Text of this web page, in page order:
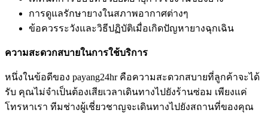
การดูแลรักษายางในสภาพอากาศต่างๆ
ข้อควรระวังและวิธีปฏิบัติเมื่อเกิดปัญหายางฉุกเฉิน
ความสะดวกสบายในการใช้บริการ
หนึ่งในข้อดีของ payang24hr คือความสะดวกสบายที่ลูกค้าจะได้
รับ คุณไม่จำเป็นต้องเสียเวลาเดินทางไปยังร้านซ่อม เพียงแค่
โทรหาเรา ทีมช่างผู้เชี่ยวชาญจะเดินทางไปยังสถานที่ของคุณ